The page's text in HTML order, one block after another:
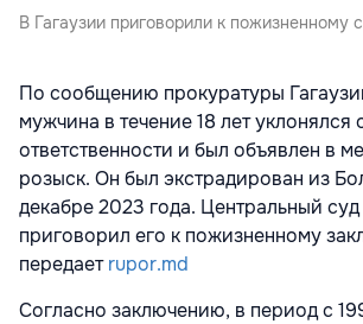
В Гагаузии приговорили к пожизненному
По сообщению прокуратуры
мужчина в течение 18 лет уклонялся
ответственности и был объявлен в
розыск. Он был экстрадирован из
декабре 2023 года. Центральный
приговорил его к пожизненному
передаетrupor.md
Согласно заключению, в период с